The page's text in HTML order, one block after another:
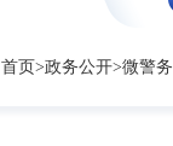
首页>政务公开>微警务